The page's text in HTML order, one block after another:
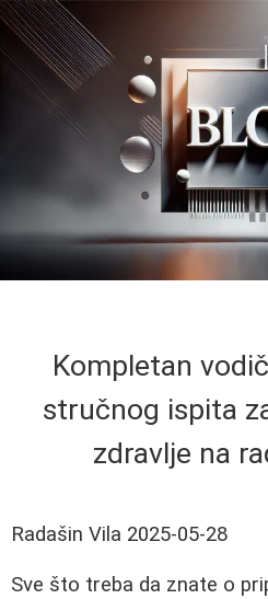
Kompletan
stručnog ispita
zdravlje na
Radašin Vila 2025-05-28
Sve što treba da znate o